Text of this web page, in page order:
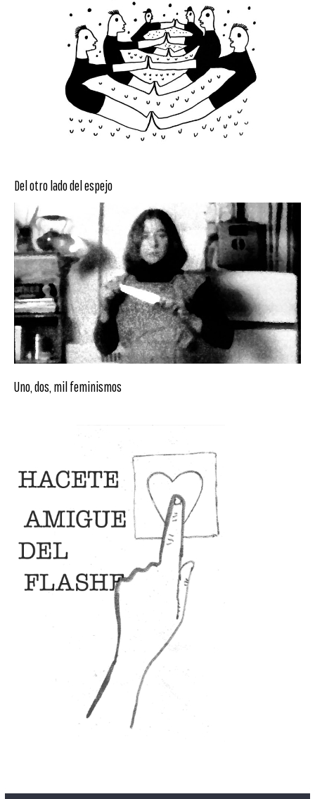
Del otro lado del espejo
Uno, dos, mil feminismos